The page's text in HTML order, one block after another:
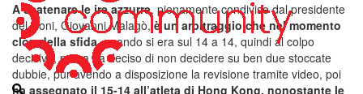
A scatenare le ire azzurre, pienamente condivise dal presidente
del Coni, Giovanni Malagò, è un arbitraggio che nel momento
clou della sfida, quando si era sul 14 a 14, quindi al colpo
decisivo, prima ha deciso di non decidere su ben due stoccate
dubbie, pur avendo a disposizione la revisione tramite video, poi
ha assegnato il 15-14 all’atleta di Hong Kong, nonostante le